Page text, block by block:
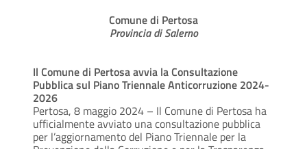
Comune di Pertosa
Provincia di Salerno
Il Comune di Pertosa avvia la Consultazione
Pubblica sul Piano Triennale Anticorruzione 2024-
2026
Pertosa, 8 maggio 2024 – Il Comune di Pertosa ha
ufficialmente avviato una consultazione pubblica
per l’aggiornamento del Piano Triennale per la